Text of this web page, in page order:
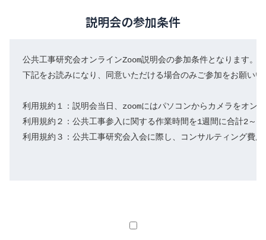
説明会の参加条件
公共工事研究会オンラインZoom説明会の参加条件となります。
下記をお読みになり、同意いただける場合のみご参加をお願い
利用規約１：説明会当日、zoomにはパソコンからカメラをオン
利用規約２：公共工事参入に関する作業時間を1週間に合計2～3
利用規約３：公共工事研究会入会に際し、コンサルティング費